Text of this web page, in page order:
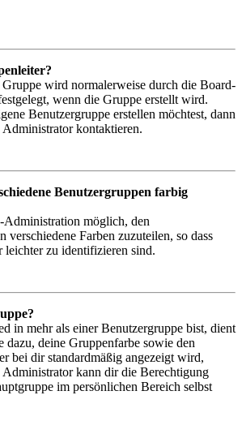
wird normalerweise durch die Board-
wenn die Gruppe erstellt wird.
Benutzergruppe erstellen möchtest, dann
Administrator kontaktieren.
Benutzergruppen farbig
Administration möglich, den
verschiedene Farben zuzuteilen, so dass
leichter zu identifizieren sind.
in mehr als einer Benutzergruppe bist, dient
dazu, deine Gruppenfarbe sowie den
bei dir standardmäßig angezeigt wird,
Administrator kann dir die Berechtigung
im persönlichen Bereich selbst